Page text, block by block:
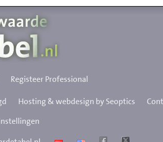
Registeer Professional
Hosting & webdesign by Seoptics